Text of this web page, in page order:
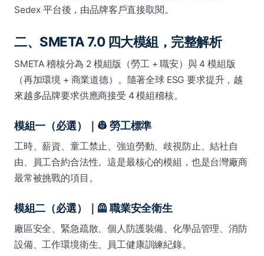
Sedex 平台後，由品牌客戶直接取閱。
二、SMETA 7.0 四大模組，完整解析
SMETA 稽核分為 2 模組版（勞工 + 職安）與 4 模組版
（再加環境 + 商業道德）。隨著全球 ESG 要求提升，越
來越多品牌要求供應商接受 4 模組稽核。
模組一（必選）｜👷 勞工標準
工時、薪資、童工禁止、強迫勞動、歧視防止、結社自
由、員工合約合法性。這是最核心的模組，也是台灣廠商
最常被挑戰的項目。
模組二（必選）｜🦺 職業安全衛生
廠區安全、緊急疏散、個人防護裝備、化學品管理、消防
設備、工作環境衛生、員工健康訓練紀錄。